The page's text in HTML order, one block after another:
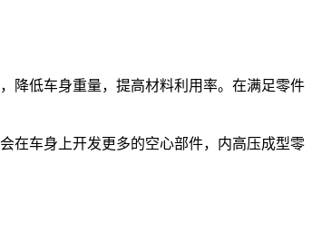
低车身重量，提高材料利用率。在满足零件
车身上开发更多的空心部件，内高压成型零